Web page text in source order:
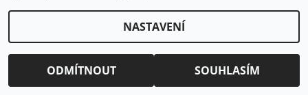
NASTAVENÍ
ODMÍTNOUT SOUHLASÍM